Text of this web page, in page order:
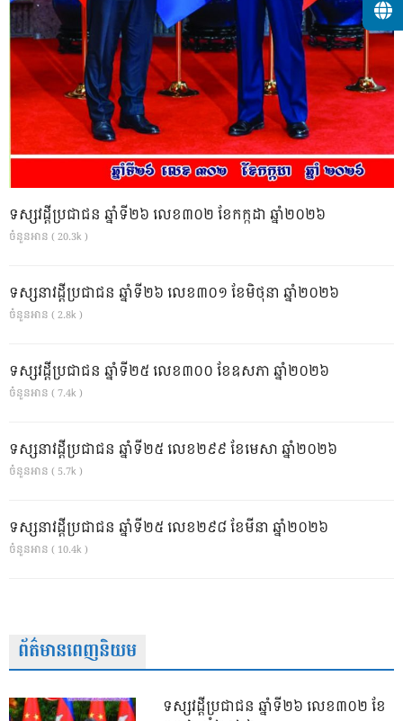
ទស្សវដ្តីប្រជាជន ឆ្នាំទី២៦ លេខ៣០២ ខែកក្កដា ឆ្នាំ២០២៦
ចំនួនអាន ( 20.3k )
ទស្សនាវដ្ដីប្រជាជន ឆ្នាំទី២៦ លេខ៣០១ ខែមិថុនា ឆ្នាំ២០២៦
ចំនួនអាន ( 2.8k )
ទស្សវដ្តីប្រជាជន ឆ្នាំទី២៥ លេខ៣០០ ខែឧសភា ឆ្នាំ២០២៦
ចំនួនអាន ( 7.4k )
ទស្សនាវដ្ដីប្រជាជន ឆ្នាំទី២៥ លេខ២៩៩ ខែមេសា ឆ្នាំ២០២៦
ចំនួនអាន ( 5.7k )
ទស្សនាវដ្ដីប្រជាជន ឆ្នាំទី២៥ លេខ២៩៨ ខែមីនា ឆ្នាំ២០២៦
ចំនួនអាន ( 10.4k )
ព័ត៌មានពេញនិយម
ទស្សវដ្តីប្រជាជន ឆ្នាំទី២៦ លេខ៣០២ ខែ